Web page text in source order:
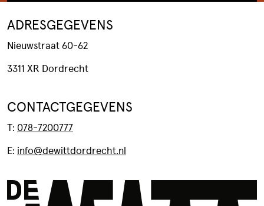
ADRESGEGEVENS
Nieuwstraat 60-62
3311 XR Dordrecht
CONTACTGEGEVENS
T: 078-7200777
E: info@dewittdordrecht.nl